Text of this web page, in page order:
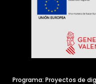
Programa: Proyectos de